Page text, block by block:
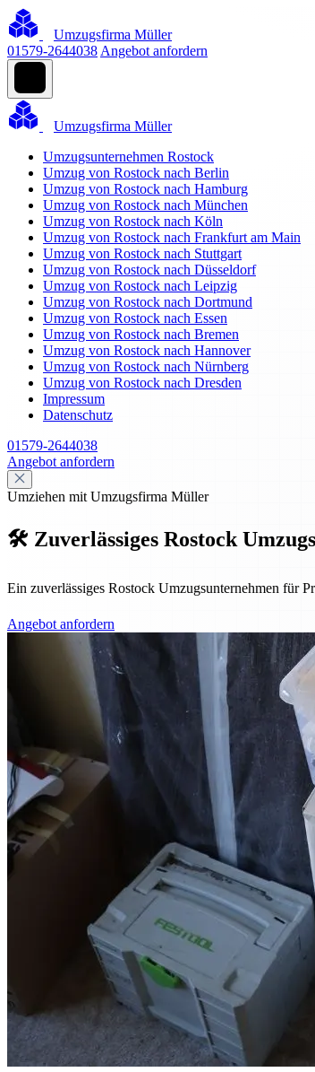
Umzugsfirma Müller
01579-2644038 Angebot anfordern
Umzugsfirma Müller
Umzugsunternehmen Rostock
Umzug von Rostock nach Berlin
Umzug von Rostock nach Hamburg
Umzug von Rostock nach München
Umzug von Rostock nach Köln
Umzug von Rostock nach Frankfurt am Main
Umzug von Rostock nach Stuttgart
Umzug von Rostock nach Düsseldorf
Umzug von Rostock nach Leipzig
Umzug von Rostock nach Dortmund
Umzug von Rostock nach Essen
Umzug von Rostock nach Bremen
Umzug von Rostock nach Hannover
Umzug von Rostock nach Nürnberg
Umzug von Rostock nach Dresden
Impressum
Datenschutz
01579-2644038
Angebot anfordern
Umziehen mit Umzugsfirma Müller
🛠️ Zuverlässiges Rostock
Ein zuverlässiges Rostock Umzugsunternehmen für
Angebot anfordern